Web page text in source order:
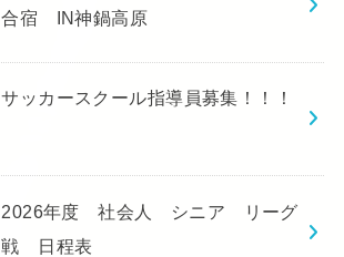
合宿 IN神鍋高原
サッカースクール指導員募集！！！
2026年度 社会人 シニア リーグ
戦 日程表